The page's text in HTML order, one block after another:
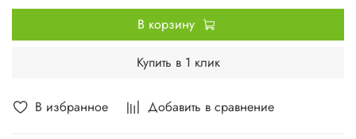
В избранное Добавить в сравнение
В корзину
Купить в 1 клик